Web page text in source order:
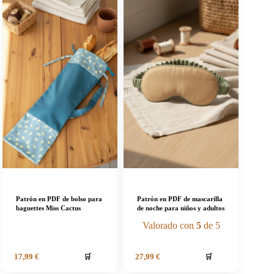
Patrón en PDF de bolso para
baguettes Miss Cactus
17,99 € 🛒
Patrón en PDF de mascarilla
de noche para niños y adultos
Valorado con 5de 5
27,99 € 🛒